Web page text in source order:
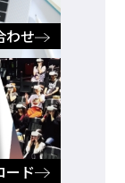
わせ
ード